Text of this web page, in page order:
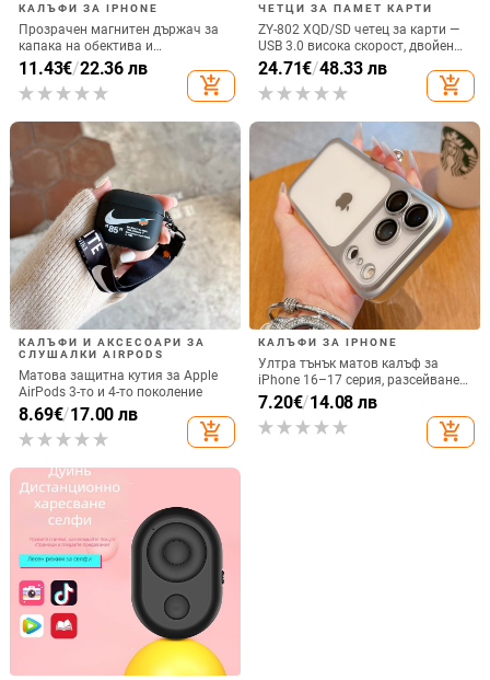
КАЛЪФИ ЗА IPHONE
Прозрачен магнитен държач за
капака на обектива и
удароустойчив твърд калъф за
iPhone 17 Pro Max
11.43€/22.36 лв
add_shopping_cart
ЧЕТЦИ ЗА ПАМЕТ КАРТИ
ZY-802 XQD/SD четец за карти —
USB 3.0 висока скорост, двойен
интерфейс Type-C и USB,
алуминиев сплав + ABS
24.71€/48.33 лв
add_shopping_cart
КАЛЪФИ И АКСЕСОАРИ ЗА
СЛУШАЛКИ AIRPODS
Матова защитна кутия за Apple
AirPods 3-то и 4-то поколение
8.69€/17.00 лв
add_shopping_cart
КАЛЪФИ ЗА IPHONE
Ултра тънък матов калъф за
iPhone 16–17 серия, разсейване
на топлината, пълно покритие,
удароустойчив и устойчив на
отпечатъци
7.20€/14.08 лв
add_shopping_cart